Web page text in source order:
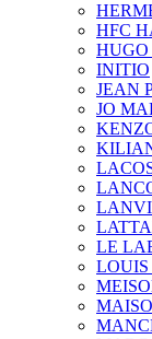
HFC
HUGO
INITIO
JEAN
JO
LE